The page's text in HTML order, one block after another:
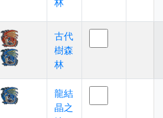
林
古代
樹森
林
龍結
晶之